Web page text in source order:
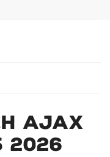
Ajax
2026